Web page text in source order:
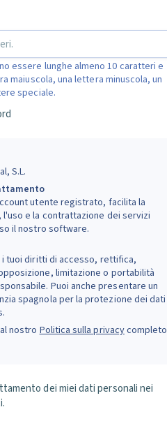
essere lunghe almeno 10 caratteri e
maiuscola, una lettera minuscola, un
speciale.
S.L.
utente registrato, facilita la
e la contrattazione dei servizi
il nostro software.
tuoi diritti di accesso, rettifica,
limitazione o portabilità
Puoi anche presentare un
spagnola per la protezione dei dati
nostro Politica sulla privacycompleto
dei miei dati personali nei